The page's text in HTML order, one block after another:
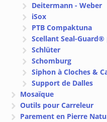
Deitermann - Weber
iSox
PTB Compaktuna
Scellant Seal-
Schlüter
Schomburg
Siphon à Cloches &
Support de Dalles
Mosaïque
Outils pour Carreleur
Parement en Pierre